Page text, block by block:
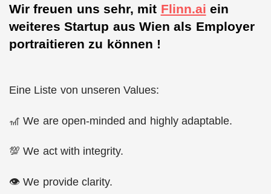
Wir freuen uns sehr, mit Flinn.ai ein
weiteres Startup aus Wien als Employer
portraitieren zu können !
Eine Liste von unseren Values:
🎢 We are open-minded and highly adaptable.
💯 We act with integrity.
👁 We provide clarity.